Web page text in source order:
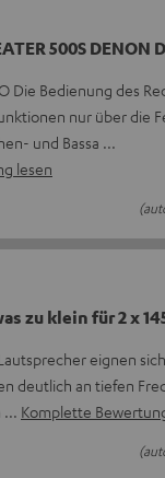
500S DENON
Die Bedienung des
nur über die
und Bassa
lesen
zu klein für 2 x
eignen
deutlich an tiefen
Komplette